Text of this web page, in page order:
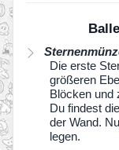
Die erste
größeren
Blöcken und
Du findest
der Wand.
legen.